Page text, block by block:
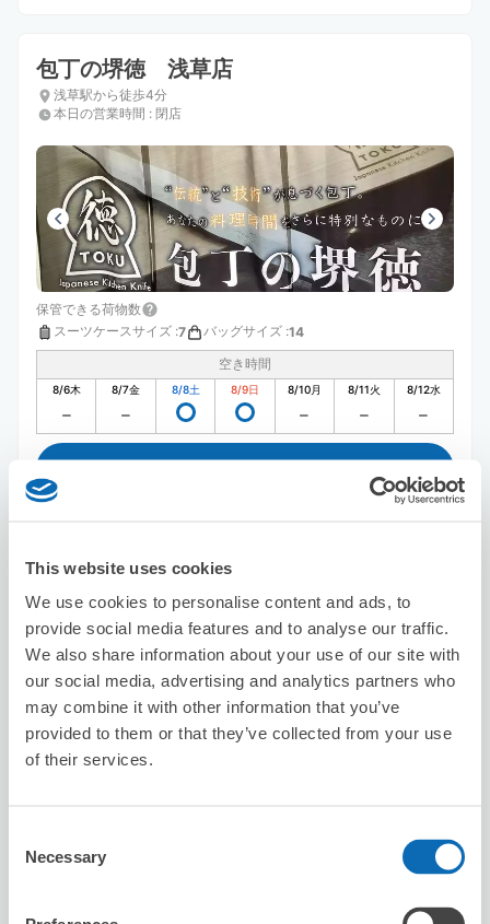
This website uses cookies
We use cookies to personalise content and ads, to
provide social media features and to analyse our traffic.
We also share information about your use of our site with
our social media, advertising and analytics partners who
may combine it with other information that you’ve
provided to them or that they’ve collected from your use
of their services.
Selection
Necessary
包丁の堺徳 浅草店
浅草駅から徒歩4分
本日の営業時間 : 閉店
保管できる荷物数
スーツケースサイズ :7 バッグサイズ :14
空き時間
8/6木 8/7金 8/8土 8/9日 8/10月 8/11火 8/12水
セブン－イレブン浅草新仲見世通り
浅草駅から徒歩1分
00:00〜00:00